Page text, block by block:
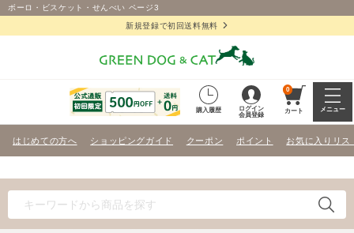
ボーロ・ビスケット・せんべい ページ3
新規登録で初回送料無料
購入履歴
ログイン
会員登録
0
カート メニュー
はじめての方へ ショッピングガイド クーポン ポイント お気に入りリス